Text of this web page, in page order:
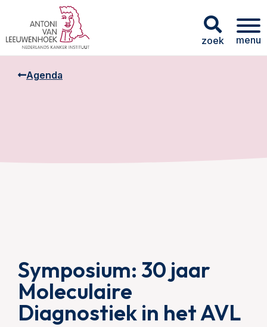
zoek menu
Agenda
Symposium: 30 jaar
Moleculaire
Diagnostiek in het AVL